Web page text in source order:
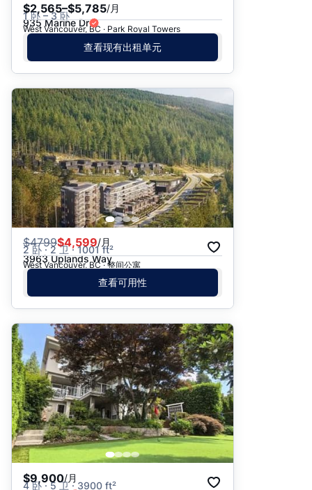
$2,565–$5,785/月
1 卧 – 3 卧
935 Marine Dr
West Vancouver, BC · Park Royal Towers
查看现有出租单元
$4799$4,599/月
2 卧 · 2 卫 · 1001 ft²
3963 Uplands Way
West Vancouver, BC · 整间公寓
查看可用性
$9,900/月
4 卧 · 5 卫 · 3900 ft²